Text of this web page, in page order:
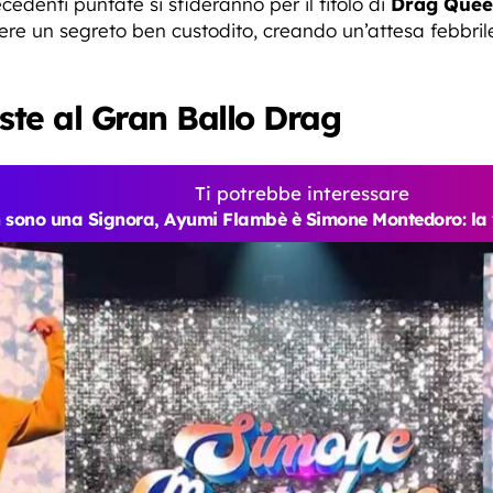
un segreto ben custodito, creando un’attesa
al Gran Ballo Drag
Ti potrebbe interessare
sono una Signora, Ayumi Flambè è Simone Montedoro: